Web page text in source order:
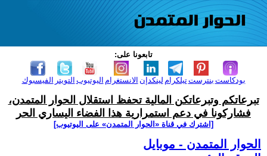
تابعونا على:
الفيسبوك التويتر اليوتيوب الانستغرام لينكدإن تيلكرامبنترست بودكاست
تبرعاتكم وتبرعاتكن المالية تحفظ استقلال الحوار المتمدن،
فشاركونا في دعم استمرارية هذا الفضاء اليساري الحر
[اشترك في قناة ‫«الحوار المتمدن» على اليوتيوب]
الحوار المتمدن - موبايل